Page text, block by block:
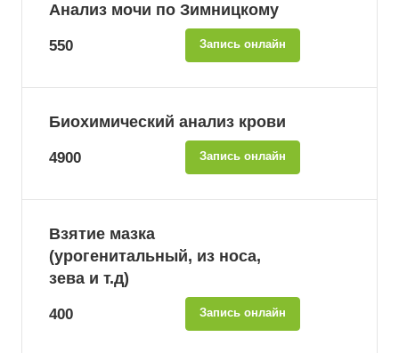
Анализ мочи по Зимницкому
550 Запись онлайн
Биохимический анализ крови
4900 Запись онлайн
Взятие мазка
(урогенитальный, из носа,
зева и т.д)
400 Запись онлайн